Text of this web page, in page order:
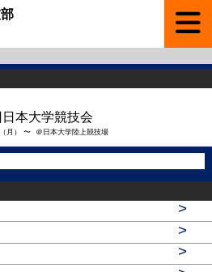
本大学競技会
月） 〜 ＠日本大学陸上競技場
>
>
>